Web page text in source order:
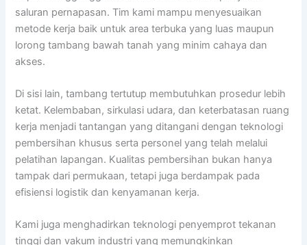
saluran pernapasan. Tim kami mampu menyesuaikan
metode kerja baik untuk area terbuka yang luas maupun
lorong tambang bawah tanah yang minim cahaya dan
akses.
Di sisi lain, tambang tertutup membutuhkan prosedur lebih
ketat. Kelembaban, sirkulasi udara, dan keterbatasan ruang
kerja menjadi tantangan yang ditangani dengan teknologi
pembersihan khusus serta personel yang telah melalui
pelatihan lapangan. Kualitas pembersihan bukan hanya
tampak dari permukaan, tetapi juga berdampak pada
efisiensi logistik dan kenyamanan kerja.
Kami juga menghadirkan teknologi penyemprot tekanan
tinggi dan vakum industri yang memungkinkan